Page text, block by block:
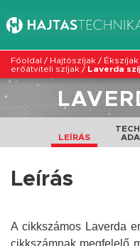
Főoldal / Hajtószíjak / Ékszíjak
erőátviteli szíjak / Laverda
LEÍRÁS
Leírás
A cikkszámos Laverda
cikkszámnak megfelelő